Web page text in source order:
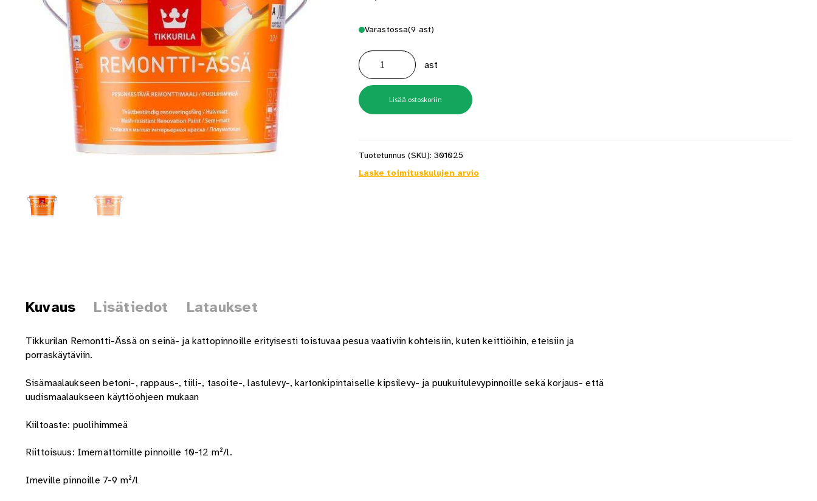
Varastossa(9 ast)
Remontti-
Ässä
Valkoinen
2,7
määrä
ast
Lisää ostoskoriin
Tuotetunnus (SKU): 301025
Laske toimituskulujen arvio
Kuvaus Lisätiedot Lataukset
Tikkurilan Remontti-Ässä on seinä- ja kattopinnoille erityisesti toistuvaa pesua vaativiin kohteisiin, kuten keittiöihin, eteisiin ja
porraskäytäviin.
Sisämaalaukseen betoni-, rappaus-, tiili-, tasoite-, lastulevy-, kartonkipintaiselle kipsilevy- ja puukuitulevypinnoille sekä korjaus- että
uudismaalaukseen käyttöohjeen mukaan
Kiiltoaste: puolihimmeä
Riittoisuus: Imemättömille pinnoille 10-12 m²/l.
Imeville pinnoille 7-9 m²/l